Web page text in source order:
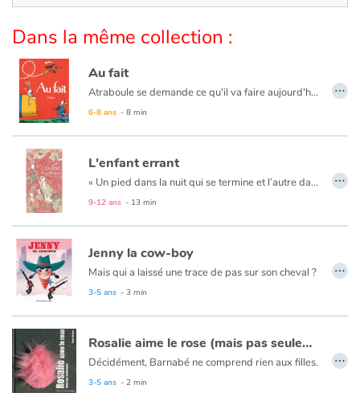
À l'école
Fêtes et évènements
Amour et amitié
Sujets de société
Émotions et sentiments
Formats et illustrations
Catalogue anglais
Contraste +
Dans la même collection :
Au fait
Atraboule se demande ce qu'il va faire aujourd'hui. Déjeuner chez sa cousine Louise ? Aller chez le dentiste ? Passer au bureau ? Repasser à la maison ? Non, rien de tout ça. Il ira chasser l'ours.
6-8 ans - 8 min
…
L'enfant errant
« Un pied dans la nuit qui se termine et l’autre dans le jour qui se lève un enfant seul enjambe l’horizon. Il pose le pied sur la terre froide et se met en marche. »
9-12 ans - 13 min
…
Jenny la cow-boy
Mais qui a laissé une trace de pas sur son cheval ?
3-5 ans - 3 min
…
Rosalie aime le rose (mais pas seulement)
Décidément, Barnabé ne comprend rien aux filles.
3-5 ans - 2 min
…